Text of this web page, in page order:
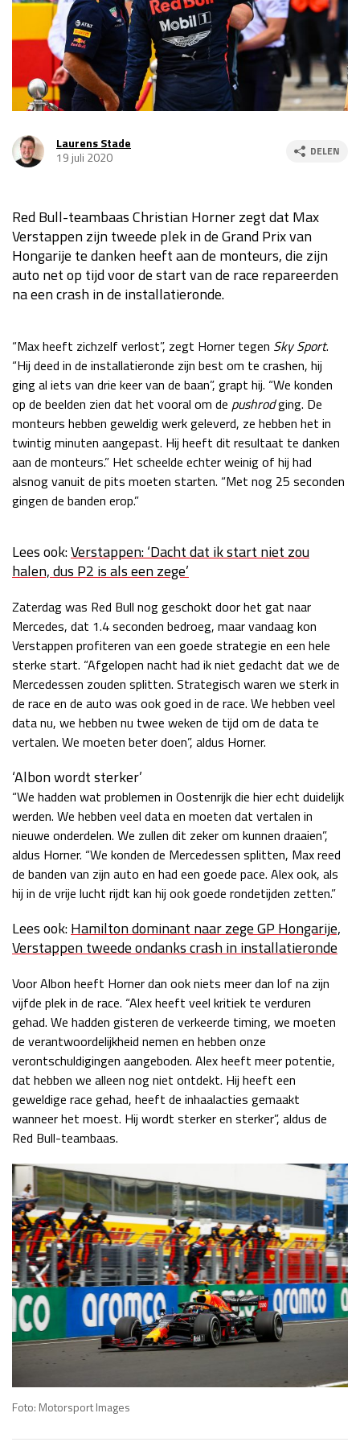
Race
za 13:00 - 15:00
GP VERENIGDE STATEN 2026 23 - 25 okt
Kwalificatie
za 23:00 - 00:00
GP MEXICO 2026 30 okt - 01 nov
Kwalificatie
za 22:00 - 23:00
Race
zo 21:00 - 23:00
GP SÃO PAULO 2026
Kwalificatie
za 19:00 - 20:00
Race
zo 18:00 - 20:00
Kwalificatie
za 05:00 - 06:00
Race
zo 05:00 - 07:00
Kwalificatie
za 19:00 - 20:00
Race
zo 17:00 - 19:00
GP ABU DHABI 2026 04 - 06 dec
Kwalificatie
za 15:00 - 16:00
Race
Laurens Stade
19 juli 2020
DELEN
Red Bull-teambaas Christian Horner zegt dat Max
Verstappen zijn tweede plek in de Grand Prix van
Hongarije te danken heeft aan de monteurs, die zijn
auto net op tijd voor de start van de race repareerden
na een crash in de installatieronde.
“Max heeft zichzelf verlost”, zegt Horner tegen Sky Sport.
“Hij deed in de installatieronde zijn best om te crashen, hij
ging al iets van drie keer van de baan”, grapt hij. “We konden
op de beelden zien dat het vooral om de pushrodging. De
monteurs hebben geweldig werk geleverd, ze hebben het in
twintig minuten aangepast. Hij heeft dit resultaat te danken
aan de monteurs.” Het scheelde echter weinig of hij had
alsnog vanuit de pits moeten starten. “Met nog 25 seconden
gingen de banden erop.”
Lees ook:Verstappen: ‘Dacht dat ik start niet zou
halen, dus P2 is als een zege’
Zaterdag was Red Bull nog geschokt door het gat naar
Mercedes, dat 1.4 seconden bedroeg, maar vandaag kon
Verstappen profiteren van een goede strategie en een hele
sterke start. “Afgelopen nacht had ik niet gedacht dat we de
Mercedessen zouden splitten. Strategisch waren we sterk in
de race en de auto was ook goed in de race. We hebben veel
data nu, we hebben nu twee weken de tijd om de data te
vertalen. We moeten beter doen”, aldus Horner.
‘Albon wordt sterker’
“We hadden wat problemen in Oostenrijk die hier echt duidelijk
werden. We hebben veel data en moeten dat vertalen in
nieuwe onderdelen. We zullen dit zeker om kunnen draaien”,
aldus Horner. “We konden de Mercedessen splitten, Max reed
de banden van zijn auto en had een goede pace. Alex ook, als
hij in de vrije lucht rijdt kan hij ook goede rondetijden zetten.”
Lees ook:Hamilton dominant naar zege GP Hongarije,
Verstappen tweede ondanks crash in installatieronde
Voor Albon heeft Horner dan ook niets meer dan lof na zijn
vijfde plek in de race. “Alex heeft veel kritiek te verduren
gehad. We hadden gisteren de verkeerde timing, we moeten
de verantwoordelijkheid nemen en hebben onze
verontschuldigingen aangeboden. Alex heeft meer potentie,
dat hebben we alleen nog niet ontdekt. Hij heeft een
geweldige race gehad, heeft de inhaalacties gemaakt
wanneer het moest. Hij wordt sterker en sterker”, aldus de
Red Bull-teambaas.
Foto: Motorsport Images